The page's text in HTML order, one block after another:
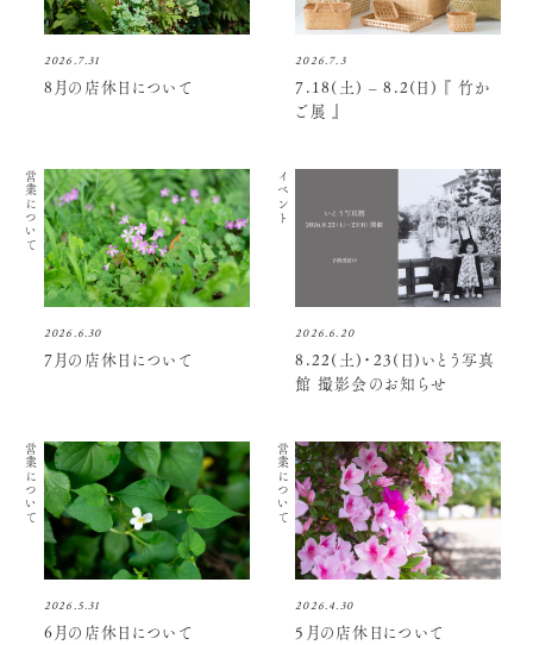
2026.7.31
8月の店休日について
2026.7.3
7.18(土) – 8.2(日) 『 竹か
ご展 』
2026.6.30
営業について
7月の店休日について
2026.6.20
イベント
8.22(土)・23(日)いとう写真
館 撮影会のお知らせ
2026.5.31
営業について
6月の店休日について
2026.4.30
営業について
5月の店休日について